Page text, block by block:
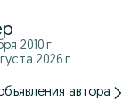
2010 г.
2026 г.
автора